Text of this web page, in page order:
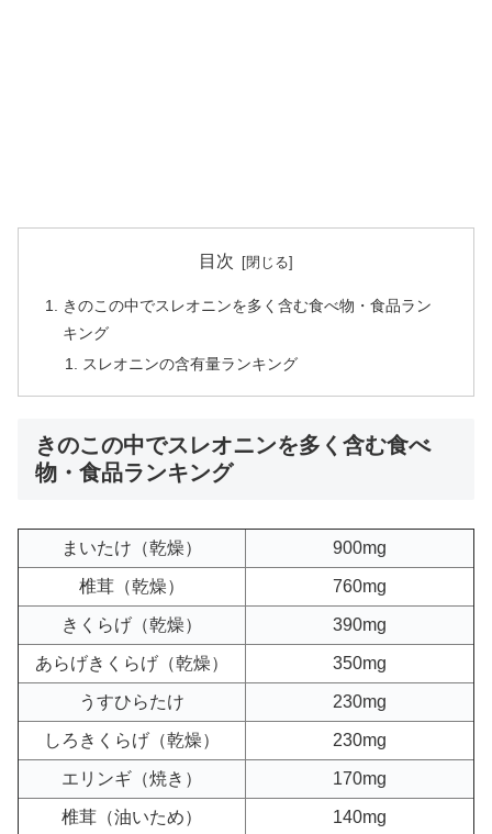
目次
きのこの中でスレオニンを多く含む食べ物・食品ラン
キング
スレオニンの含有量ランキング
きのこの中でスレオニンを多く含む食べ
物・食品ランキング
まいたけ（乾燥） 900mg
椎茸（乾燥） 760mg
きくらげ（乾燥） 390mg
あらげきくらげ（乾燥） 350mg
うすひらたけ 230mg
しろきくらげ（乾燥） 230mg
エリンギ（焼き） 170mg
椎茸（油いため） 140mg